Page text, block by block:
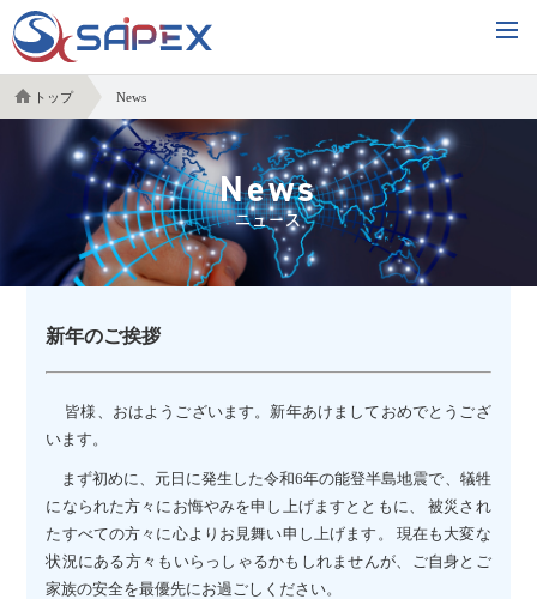
トップ News
News
ニュース
新年のご挨拶
皆様、おはようございます。新年あけましておめでとうござ
います。
まず初めに、元日に発生した令和6年の能登半島地震で、犠牲
になられた方々にお悔やみを申し上げますとともに、 被災され
たすべての方々に心よりお見舞い申し上げます。 現在も大変な
状況にある方々もいらっしゃるかもしれませんが、ご自身とご
家族の安全を最優先にお過ごしください。